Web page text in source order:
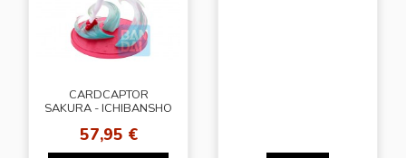
CARDCAPTOR
SAKURA - ICHIBANSHO
COLLECTION - SAKURA
57,95 €